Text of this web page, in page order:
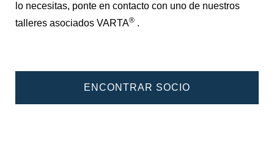
lo necesitas, ponte en contacto con uno de nuestros
talleres asociados VARTA® .
ENCONTRAR SOCIO